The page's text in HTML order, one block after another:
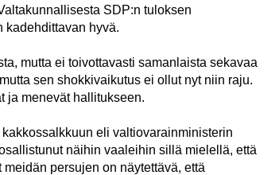
SDP:n tuloksen
kadehdittavan hyvä.
mutta ei toivottavasti samanlaista sekavaa
sen shokkivaikutus ei ollut nyt niin raju.
ja menevät hallitukseen.
eli valtiovarainministerin
näihin vaaleihin sillä mielellä, että
persujen on näytettävä, että